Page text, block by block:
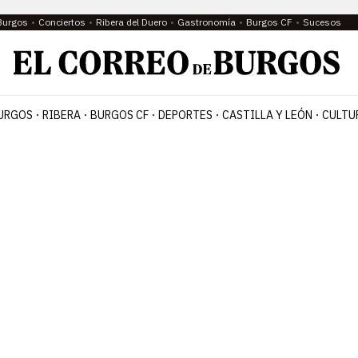
Conciertos Ribera del Duero Gastronomía Burgos CF Sucesos
RIBERA BURGOS CF DEPORTES CASTILLA Y LEÓN